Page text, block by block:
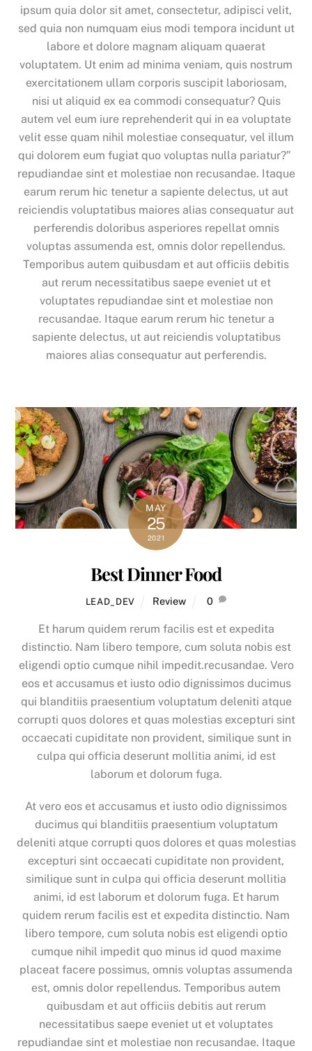
ipsum quia dolor sit amet, consectetur, adipisci velit,
sed quia non numquam eius modi tempora incidunt ut
labore et dolore magnam aliquam quaerat
voluptatem. Ut enim ad minima veniam, quis nostrum
exercitationem ullam corporis suscipit laboriosam,
nisi ut aliquid ex ea commodi consequatur? Quis
autem vel eum iure reprehenderit qui in ea voluptate
velit esse quam nihil molestiae consequatur, vel illum
qui dolorem eum fugiat quo voluptas nulla pariatur?”
repudiandae sint et molestiae non recusandae. Itaque
earum rerum hic tenetur a sapiente delectus, ut aut
reiciendis voluptatibus maiores alias consequatur aut
perferendis doloribus asperiores repellat omnis
voluptas assumenda est, omnis dolor repellendus.
Temporibus autem quibusdam et aut officiis debitis
aut rerum necessitatibus saepe eveniet ut et
voluptates repudiandae sint et molestiae non
recusandae. Itaque earum rerum hic tenetur a
sapiente delectus, ut aut reiciendis voluptatibus
maiores alias consequatur aut perferendis.
MAY
25
2021
Best Dinner Food
LEAD_DEV Review 0
Et harum quidem rerum facilis est et expedita
distinctio. Nam libero tempore, cum soluta nobis est
eligendi optio cumque nihil impedit.recusandae. Vero
eos et accusamus et iusto odio dignissimos ducimus
qui blanditiis praesentium voluptatum deleniti atque
corrupti quos dolores et quas molestias excepturi sint
occaecati cupiditate non provident, similique sunt in
culpa qui officia deserunt mollitia animi, id est
laborum et dolorum fuga.
At vero eos et accusamus et iusto odio dignissimos
ducimus qui blanditiis praesentium voluptatum
deleniti atque corrupti quos dolores et quas molestias
excepturi sint occaecati cupiditate non provident,
similique sunt in culpa qui officia deserunt mollitia
animi, id est laborum et dolorum fuga. Et harum
quidem rerum facilis est et expedita distinctio. Nam
libero tempore, cum soluta nobis est eligendi optio
cumque nihil impedit quo minus id quod maxime
placeat facere possimus, omnis voluptas assumenda
est, omnis dolor repellendus. Temporibus autem
quibusdam et aut officiis debitis aut rerum
necessitatibus saepe eveniet ut et voluptates
repudiandae sint et molestiae non recusandae. Itaque